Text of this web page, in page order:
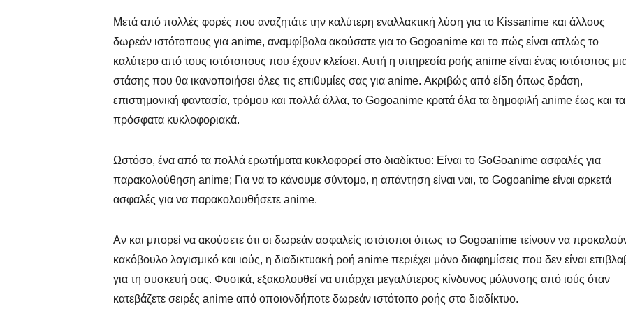
Μετά από πολλές φορές που αναζητάτε την καλύτερη εναλλακτική λύση για το Kissanime και άλλους
δωρεάν ιστότοπους για anime, αναμφίβολα ακούσατε για το Gogoanime και το πώς είναι απλώς το
καλύτερο από τους ιστότοπους που έχουν κλείσει. Αυτή η υπηρεσία ροής anime είναι ένας ιστότοπος
στάσης που θα ικανοποιήσει όλες τις επιθυμίες σας για anime. Ακριβώς από είδη όπως δράση,
επιστημονική φαντασία, τρόμου και πολλά άλλα, το Gogoanime κρατά όλα τα δημοφιλή anime έως και τα
πρόσφατα κυκλοφοριακά.
Ωστόσο, ένα από τα πολλά ερωτήματα κυκλοφορεί στο διαδίκτυο: Είναι το GoGoanime ασφαλές για
παρακολούθηση anime; Για να το κάνουμε σύντομο, η απάντηση είναι ναι, το Gogoanime είναι αρκετά
ασφαλές για να παρακολουθήσετε anime.
Αν και μπορεί να ακούσετε ότι οι δωρεάν ασφαλείς ιστότοποι όπως το Gogoanime τείνουν να
κακόβουλο λογισμικό και ιούς, η διαδικτυακή ροή anime περιέχει μόνο διαφημίσεις που δεν είναι
για τη συσκευή σας. Φυσικά, εξακολουθεί να υπάρχει μεγαλύτερος κίνδυνος μόλυνσης από ιούς όταν
κατεβάζετε σειρές anime από οποιονδήποτε δωρεάν ιστότοπο ροής στο διαδίκτυο.